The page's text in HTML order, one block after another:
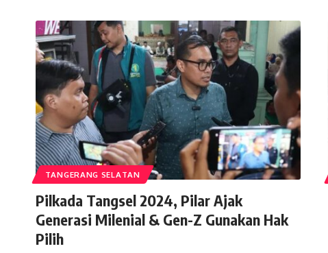
TANGERANG SELATAN
Pilkada Tangsel 2024, Pilar Ajak
Generasi Milenial & Gen-Z Gunakan Hak
Pilih